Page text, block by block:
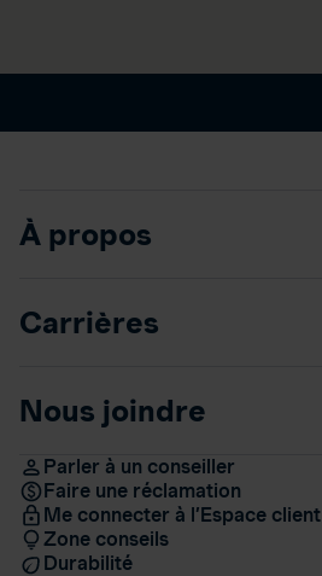
À propos
Carrières
Nous joindre
Parler à un conseiller
Faire une réclamation
Me connecter à l’Espace client
Zone conseils
Durabilité